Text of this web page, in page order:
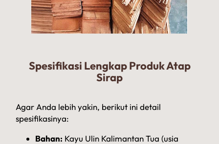
Spesifikasi Lengkap Produk Atap
Sirap
Agar Anda lebih yakin, berikut ini detail
spesifikasinya:
Bahan: Kayu Ulin Kalimantan Tua (usia